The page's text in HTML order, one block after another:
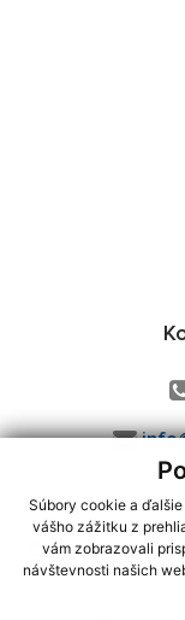
Súbory cookie a
vášho zážitku z
vám zobrazovali
návštevnosti našich
využite možnosť
CMS systém